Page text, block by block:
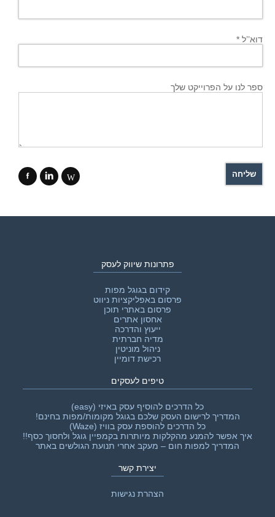
דוא’’ל *
ספר לנו על הפרוייקט שלך
f i W
פתרונות שיווק לעסק
קידום בגוגל מפות
פרסום באפליקציות ניווט
פרסום באתרי תוכן
אחסון אתרים
ייעוץ והדרכה
מדיה חברתית
ניהול מוניטין
רכישת דומיין
טיפים לעסקים
כל הדרכים להוסיף עסק באיזי (easy)
המדריך לרישום העסק שלכם בגוגל מקומות/מפות בחינם!
כל הדרכים להוספת עסק בוויז (Waze)
איך אפשר להמנע מהקלקות מיותרות בקמפיין גוגל ולחסוך כסף!!‎
המדריך למפות חום – מעקב אחרי תנועת הגולשים באתר
יצירת קשר
הצהרת נגישות